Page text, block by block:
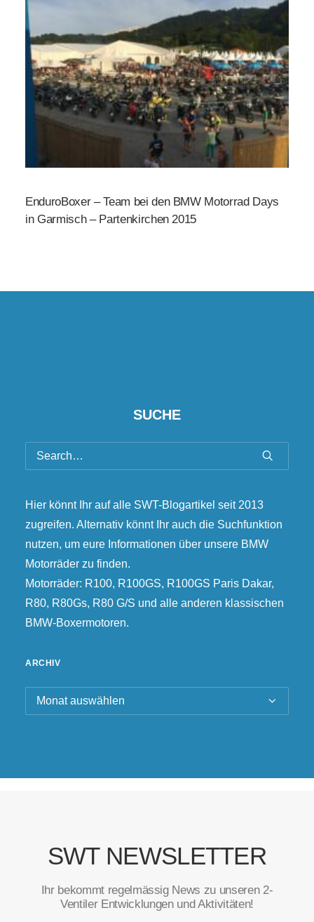
EnduroBoxer – Team bei den BMW Motorrad Days
in Garmisch – Partenkirchen 2015
SUCHE
Hier könnt Ihr auf alle SWT-Blogartikel seit 2013
zugreifen. Alternativ könnt Ihr auch die Suchfunktion
nutzen, um eure Informationen über unsere BMW
Motorräder zu finden.
Motorräder: R100, R100GS, R100GS Paris Dakar,
R80, R80Gs, R80 G/S und alle anderen klassischen
BMW-Boxermotoren.
ARCHIV
Archiv
SWT NEWSLETTER
Ihr bekommt regelmässig News zu unseren 2-
Ventiler Entwicklungen und Aktivitäten!